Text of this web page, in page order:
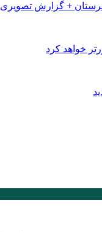
لرستان + گزارش تصویری
خواهد کرد